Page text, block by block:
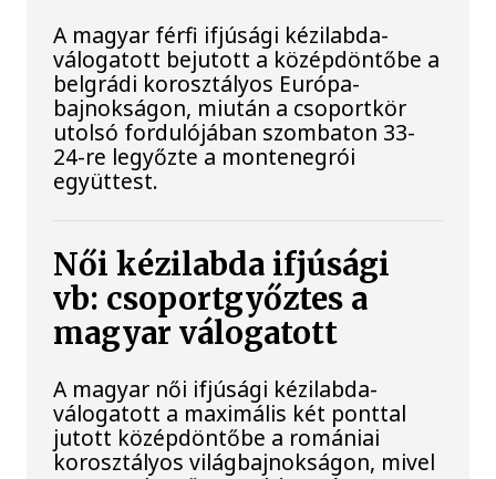
A magyar férfi ifjúsági kézilabda-
válogatott bejutott a középdöntőbe a
belgrádi korosztályos Európa-
bajnokságon, miután a csoportkör
utolsó fordulójában szombaton 33-
24-re legyőzte a montenegrói
együttest.
Női kézilabda ifjúsági
vb: csoportgyőztes a
magyar válogatott
A magyar női ifjúsági kézilabda-
válogatott a maximális két ponttal
jutott középdöntőbe a romániai
korosztályos világbajnokságon, mivel